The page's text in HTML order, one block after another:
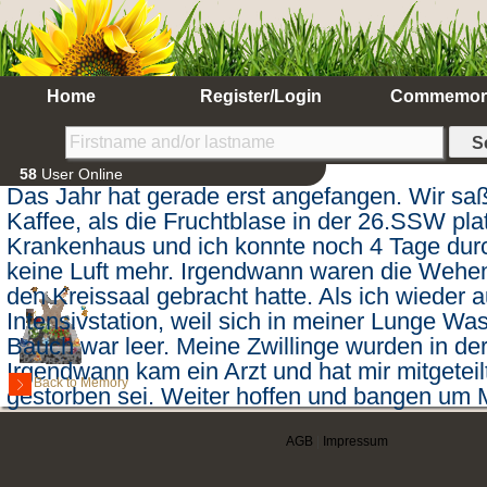
Home Register/Login
58 User Online
Das Jahr hat gerade erst angefangen. Wir
Kaffee, als die Fruchtblase in der 26.SSW
Krankenhaus und ich konnte noch 4 Tage
keine Luft mehr. Irgendwann waren die
den Kreissaal gebracht hatte. Als ich wieder
Intensivstation, weil sich in meiner Lunge
Bauch war leer. Meine Zwillinge wurden in
Irgendwann kam ein Arzt und hat mir
gestorben sei. Weiter hoffen und bangen um
auch hier leider am nächsten Abend die
unglaubliche Ruhe war in dem Raum zu
Back to Memory
AGB Impressum